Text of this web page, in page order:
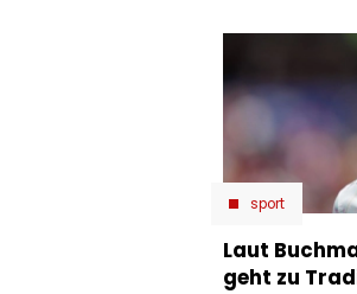
sport
Laut
geht zu